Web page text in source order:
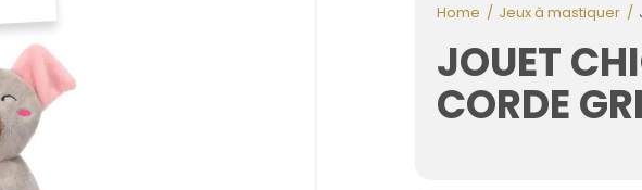
Home Jeux à mastiquer
JOUET
CORDE